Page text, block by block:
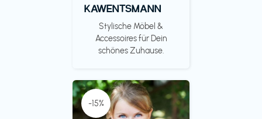
KAWENTSMANN
Stylische Möbel &
Accessoires für Dein
schönes Zuhause.
-15%